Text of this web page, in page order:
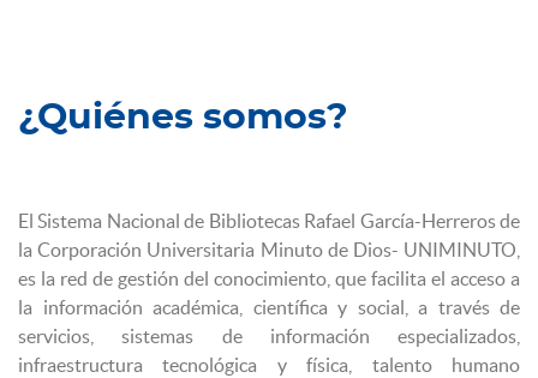
¿Quiénes somos?
El Sistema Nacional de Bibliotecas Rafael García-Herreros de
la Corporación Universitaria Minuto de Dios- UNIMINUTO,
es la red de gestión del conocimiento, que facilita el acceso a
la información académica, científica y social, a través de
servicios, sistemas de información especializados,
infraestructura tecnológica y física, talento humano